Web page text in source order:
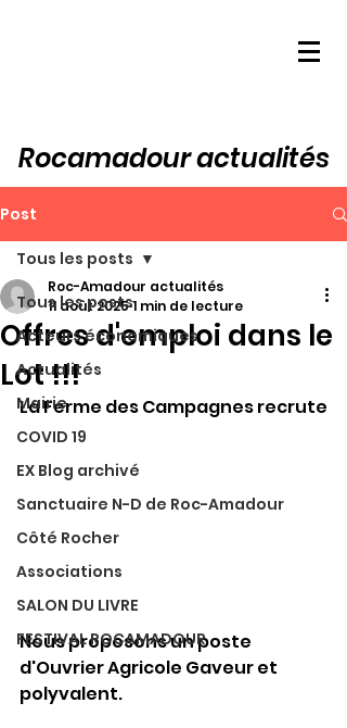
Rocamadour actualités
Post
Tous les posts
Acteurs économiques
Actualités
Mairie
COVID 19
EX Blog archivé
Sanctuaire N-D de Roc-Amadour
Côté Rocher
Associations
SALON DU LIVRE
FESTIVAL ROCAMADOUR
Tous les posts
Offres d'emploi dans le
Lot !!!
Roc-Amadour actualités
11 août 20251 min de lecture
La Ferme des Campagnes recrute
Nous proposons un poste
d'Ouvrier Agricole Gaveur et
polyvalent.